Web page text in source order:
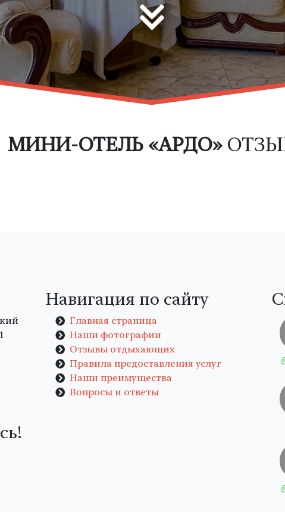
МИНИ-ОТЕЛЬ «АРДО»
Навигация по сайту
Главная страница
Наши фотографии
Отзывы отдыхающих
Правила предоставления услуг
Наши преимущества
Вопросы и ответы